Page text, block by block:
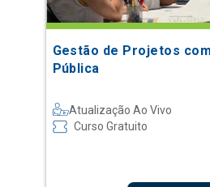
Gestão de Projetos
Pública
Atualização Ao Vivo
Curso Gratuito